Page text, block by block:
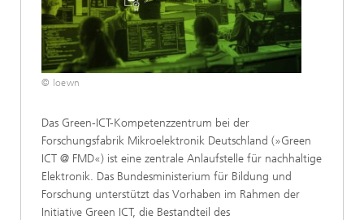
© loewn
Das Green-ICT-Kompetenzzentrum bei der
Forschungsfabrik Mikroelektronik Deutschland (»Green
ICT @ FMD«) ist eine zentrale Anlaufstelle für nachhaltige
Elektronik. Das Bundesministerium für Bildung und
Forschung unterstützt das Vorhaben im Rahmen der
Initiative Green ICT, die Bestandteil des